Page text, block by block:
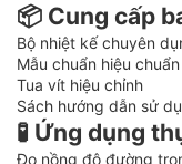
📦 Cung cấp
Bộ nhiệt kế chuyên
Mẫu chuẩn hiệu chuẩn
Tua vít hiệu chỉnh
Sách hướng dẫn sử
🧪 Ứng dụng
Đo nồng độ đường